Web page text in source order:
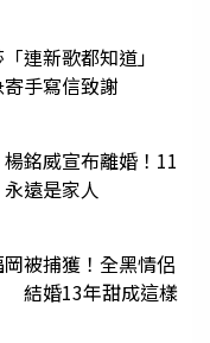
連新歌都知道」
手寫信致謝
銘威宣布離婚！11
遠是家人
被捕獲！全黑情侶
結婚13年甜成這樣